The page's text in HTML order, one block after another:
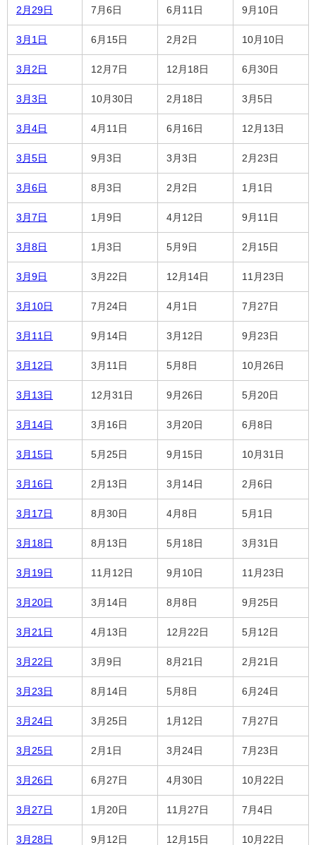
2月29日 7月6日 6月11日 9月10日
3月1日 6月15日 2月2日 10月10日
3月2日 12月7日 12月18日 6月30日
3月3日 10月30日 2月18日 3月5日
3月4日 4月11日 6月16日 12月13日
3月5日 9月3日 3月3日 2月23日
3月6日 8月3日 2月2日 1月1日
3月7日 1月9日 4月12日 9月11日
3月8日 1月3日 5月9日 2月15日
3月9日 3月22日 12月14日 11月23日
3月10日 7月24日 4月1日 7月27日
3月11日 9月14日 3月12日 9月23日
3月12日 3月11日 5月8日 10月26日
3月13日 12月31日 9月26日 5月20日
3月14日 3月16日 3月20日 6月8日
3月15日 5月25日 9月15日 10月31日
3月16日 2月13日 3月14日 2月6日
3月17日 8月30日 4月8日 5月1日
3月18日 8月13日 5月18日 3月31日
3月19日 11月12日 9月10日 11月23日
3月20日 3月14日 8月8日 9月25日
3月21日 4月13日 12月22日 5月12日
3月22日 3月9日 8月21日 2月21日
3月23日 8月14日 5月8日 6月24日
3月24日 3月25日 1月12日 7月27日
3月25日 2月1日 3月24日 7月23日
3月26日 6月27日 4月30日 10月22日
3月27日 1月20日 11月27日 7月4日
3月28日 9月12日 12月15日 10月22日